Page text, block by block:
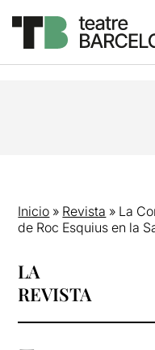
Inicio » Revista » La
de Roc Esquius en la
LA
REVISTA